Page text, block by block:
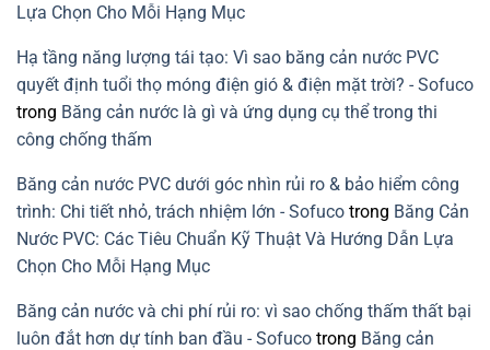
Lựa Chọn Cho Mỗi Hạng Mục
Hạ tầng năng lượng tái tạo: Vì sao băng cản nước PVC
quyết định tuổi thọ móng điện gió & điện mặt trời? - Sofuco
trong Băng cản nước là gì và ứng dụng cụ thể trong thi
công chống thấm
Băng cản nước PVC dưới góc nhìn rủi ro & bảo hiểm công
trình: Chi tiết nhỏ, trách nhiệm lớn - Sofuco trong Băng Cản
Nước PVC: Các Tiêu Chuẩn Kỹ Thuật Và Hướng Dẫn Lựa
Chọn Cho Mỗi Hạng Mục
Băng cản nước và chi phí rủi ro: vì sao chống thấm thất bại
luôn đắt hơn dự tính ban đầu - Sofuco trong Băng cản